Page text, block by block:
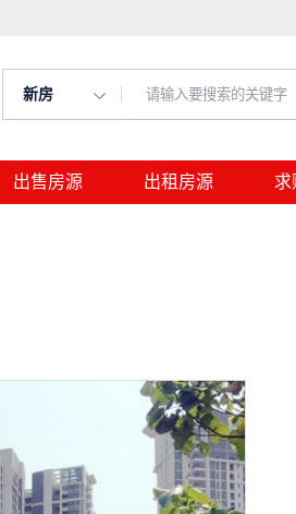
新房
出售房源 出租房源 求